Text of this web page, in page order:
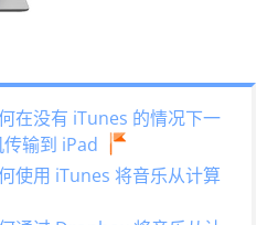
在没有 iTunes 的情况下一
输到 iPad
使用 iTunes 将音乐从计算